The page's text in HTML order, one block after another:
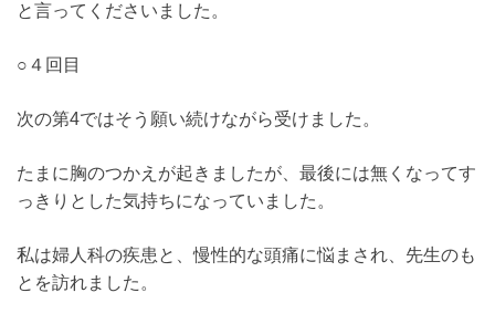
と言ってくださいました。
○４回目
次の第4ではそう願い続けながら受けました。
たまに胸のつかえが起きましたが、最後には無くなってす
っきりとした気持ちになっていました。
私は婦人科の疾患と、慢性的な頭痛に悩まされ、先生のも
とを訪れました。